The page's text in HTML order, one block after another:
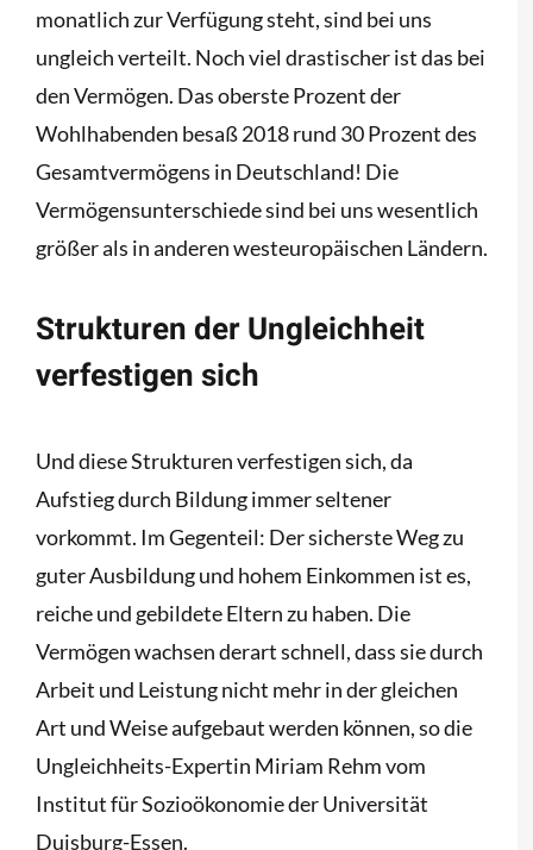
monatlich zur Verfügung steht, sind bei uns
ungleich verteilt. Noch viel drastischer ist das bei
den Vermögen. Das oberste Prozent der
Wohlhabenden besaß 2018 rund 30 Prozent des
Gesamtvermögens in Deutschland! Die
Vermögensunterschiede sind bei uns wesentlich
größer als in anderen westeuropäischen Ländern.
Strukturen der Ungleichheit
verfestigen sich
Und diese Strukturen verfestigen sich, da
Aufstieg durch Bildung immer seltener
vorkommt. Im Gegenteil: Der sicherste Weg zu
guter Ausbildung und hohem Einkommen ist es,
reiche und gebildete Eltern zu haben. Die
Vermögen wachsen derart schnell, dass sie durch
Arbeit und Leistung nicht mehr in der gleichen
Art und Weise aufgebaut werden können, so die
Ungleichheits-Expertin Miriam Rehm vom
Institut für Sozioökonomie der Universität
Duisburg-Essen.